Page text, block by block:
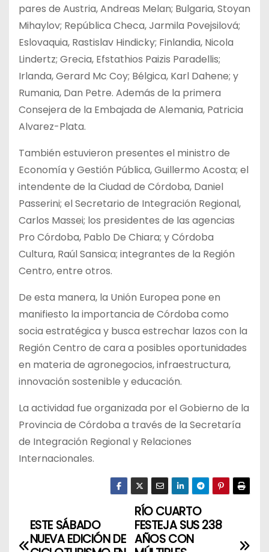
pares de Austria, Andreas Melan; Bulgaria, Stoyan
Mihaylov; República Checa, Jarmila Povejsilová;
Eslovaquia, Rastislav Hindicky; Finlandia, Nicola
Lindertz; Grecia, Efstathios Paizis Paradellis;
Irlanda, Gerard Mc Coy; Bélgica, Karl Dahene; y
Rumania, Dan Petre. Además de la primera
Consejera de la Embajada de Alemania, Patricia
Alvarez-Plata.
También estuvieron presentes el ministro de
Economía y Gestión Pública, Guillermo Acosta; el
intendente de la Ciudad de Córdoba, Daniel
Passerini; el Secretario de Integración Regional,
Carlos Massei; los presidentes de las agencias
Pro Córdoba, Pablo De Chiara; y Córdoba
Cultura, Raúl Sansica; integrantes de la Región
Centro, entre otros.
De esta manera, la Unión Europea pone en
manifiesto la importancia de Córdoba como
socia estratégica y busca estrechar lazos con la
Región Centro de cara a posibles oportunidades
en materia de agronegocios, infraestructura,
innovación sostenible y educación.
La actividad fue organizada por el Gobierno de la
Provincia de Córdoba a través de la Secretaría
de Integración Regional y Relaciones
Internacionales.
N
a
RÍO CUARTO
FESTEJA SUS 238
AÑOS CON
ESTE SÁBADO
NUEVA EDICIÓN DE